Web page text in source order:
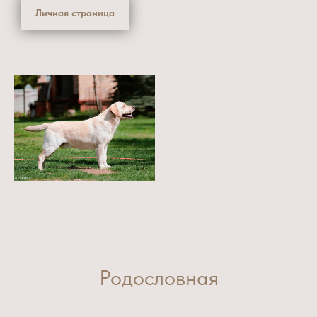
Личная страница
Родословная